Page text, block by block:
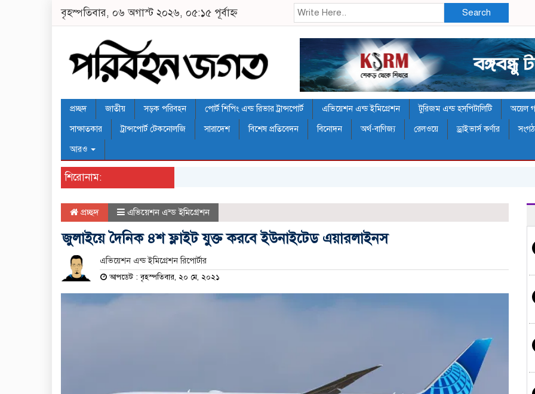
বৃহস্পতিবার, ০৬ অগাস্ট ২০২৬, ০৫:১৫ পূর্বাহ্ন Search
প্রচ্ছদ জাতীয় সড়ক পরিবহন পোর্ট শিপিং এন্ড রিভার ট্রান্সপোর্ট এভিয়েশন এন্ড ইমিগ্রেশন টুরিজম এন্ড হসপিটালিটি অয়েল
সাক্ষাতকার
ট্রান্সপোর্ট টেকনোলজি সারাদেশ বিশেষ প্রতিবেদন বিনোদন অর্থ-বাণিজ্য রেলওয়ে ড্রাইভার্স কর্ণার
আরও
শিরোনাম:
প্রচ্ছদ এভিয়েশন এন্ড ইমিগ্রেশন
জুলাইয়ে দৈনিক ৪শ ফ্লাইট যুক্ত করবে ইউনাইটেড এয়ারলাইনস
এভিয়েশন এন্ড ইমিগ্রেশন রিপোর্টার
আপডেট : বৃহস্পতিবার, ২০ মে, ২০২১